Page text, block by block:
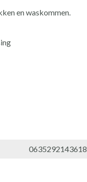
en waskommen.
0635292143618